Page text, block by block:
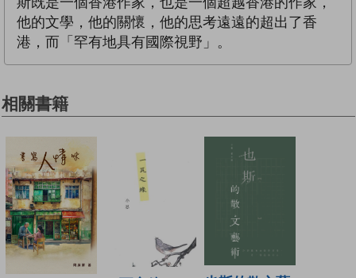
他的文學，他的關懷，他的思考遠遠的超出了香
港，而「罕有地具有國際視野」。
相關書籍